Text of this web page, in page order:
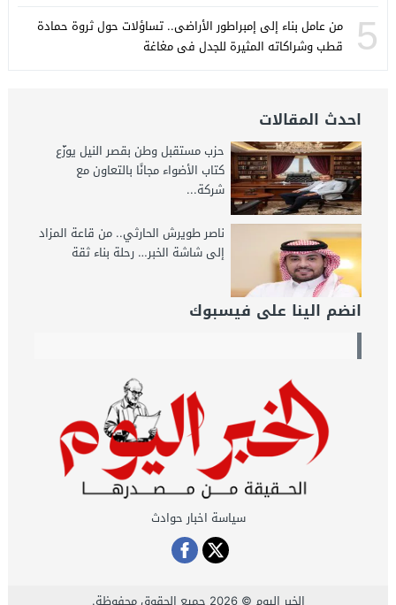
5
من عامل بناء إلى إمبراطور الأراضى.. تساؤلات حول ثروة حمادة
قطب وشراكاته المثيرة للجدل فى مغاغة
احدث المقالات
حزب مستقبل وطن بقصر النيل يوزّع
كتاب الأضواء مجانًا بالتعاون مع
شركة...
ناصر طويرش الحارثي.. من قاعة المزاد
إلى شاشة الخبر… رحلة بناء ثقة
انضم الينا على فيسبوك
سياسة اخبار حوادث